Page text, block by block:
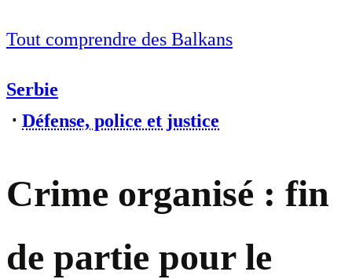
Tout comprendre des Balkans
Serbie
⋅ Défense, police et justice
Crime organisé : fin
de partie pour le